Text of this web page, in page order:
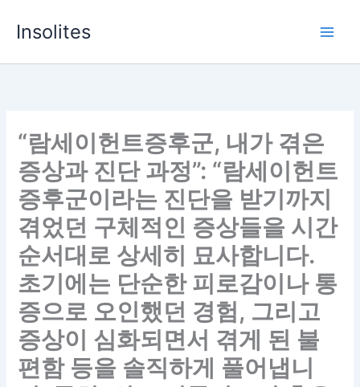
Insolites
“람세이헌트증후군, 내가 겪은
증상과 진단 과정”: “람세이헌트
증후군이라는 진단을 받기까지
겪었던 구체적인 증상들을 시간
순서대로 상세히 묘사합니다.
초기에는 단순한 피로감이나 통
증으로 오인했던 경험, 그리고
증상이 심화되면서 겪게 된 불
편함 등을 솔직하게 풀어냅니